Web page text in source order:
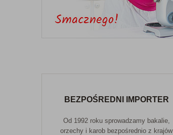
BEZPOŚREDNI IMPORTER
Od 1992 roku sprowadzamy bakalie,
orzechy i karob bezpośrednio z krajów